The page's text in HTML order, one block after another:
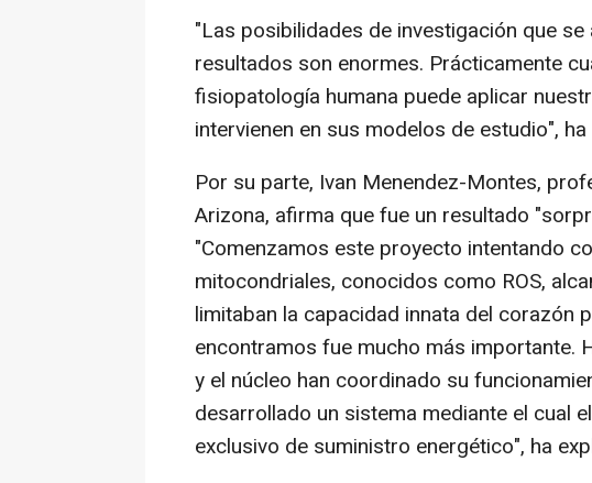
"Las posibilidades de investigación que
resultados son enormes. Prácticamente
fisiopatología humana puede aplicar
intervienen en sus modelos de estudio",
Por su parte, Ivan Menendez-Montes,
Arizona, afirma que fue un resultado
"Comenzamos este proyecto intentando
mitocondriales, conocidos como ROS,
limitaban la capacidad innata del corazón
encontramos fue mucho más importante.
y el núcleo han coordinado su
desarrollado un sistema mediante el cual
exclusivo de suministro energético", ha